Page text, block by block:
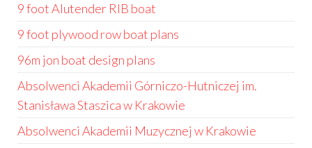
9 foot Alutender RIB boat
9 foot plywood row boat plans
96m jon boat design plans
Absolwenci Akademii Górniczo-Hutniczej im.
Stanisława Staszica w Krakowie
Absolwenci Akademii Muzycznej w Krakowie